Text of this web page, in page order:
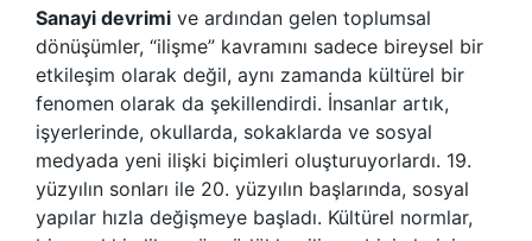
Sanayi devrimi ve ardından gelen toplumsal
dönüşümler, “ilişme” kavramını sadece bireysel bir
etkileşim olarak değil, aynı zamanda kültürel bir
fenomen olarak da şekillendirdi. İnsanlar artık,
işyerlerinde, okullarda, sokaklarda ve sosyal
medyada yeni ilişki biçimleri oluşturuyorlardı. 19.
yüzyılın sonları ile 20. yüzyılın başlarında, sosyal
yapılar hızla değişmeye başladı. Kültürel normlar,